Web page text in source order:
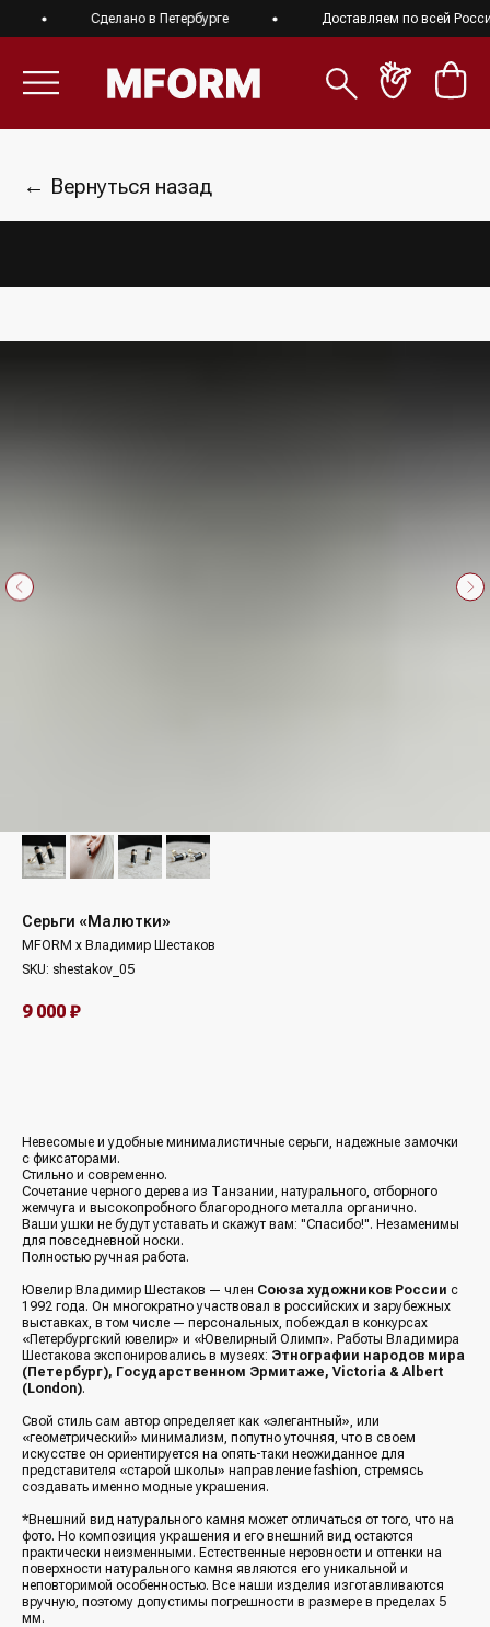
Сделано в Петербурге Доставляем по всей России
← Вернуться назад
Серьги «Малютки»
MFORM х Владимир Шестаков
SKU: shestakov_05
9 000 ₽
Невесомые и удобные минималистичные серьги, надежные замочки
с фиксаторами.
Стильно и современно.
Сочетание черного дерева из Танзании, натурального, отборного
жемчуга и высокопробного благородного металла органично.
Ваши ушки не будут уставать и скажут вам: "Спасибо!". Незаменимы
для повседневной носки.
Полностью ручная работа.
Ювелир Владимир Шестаков — член Союза художников России с
1992 года. Он многократно участвовал в российских и зарубежных
выставках, в том числе — персональных, побеждал в конкурсах
«Петербургский ювелир» и «Ювелирный Олимп». Работы Владимира
Шестакова экспонировались в музеях: Этнографии народов мира
(Петербург), Государственном Эрмитаже, Victoria & Albert
(London).
Свой стиль сам автор определяет как «элегантный», или
«геометрический» минимализм, попутно уточняя, что в своем
искусстве он ориентируется на опять-таки неожиданное для
представителя «старой школы» направление fashion, стремясь
создавать именно модные украшения.
*Внешний вид натурального камня может отличаться от того, что на
фото. Но композиция украшения и его внешний вид остаются
практически неизменными. Естественные неровности и оттенки на
поверхности натурального камня являются его уникальной и
неповторимой особенностью. Все наши изделия изготавливаются
вручную, поэтому допустимы погрешности в размере в пределах 5
мм.